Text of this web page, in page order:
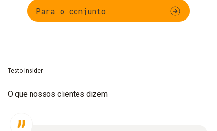
Para o conjunto
Testo Insider
O que nossos clientes dizem